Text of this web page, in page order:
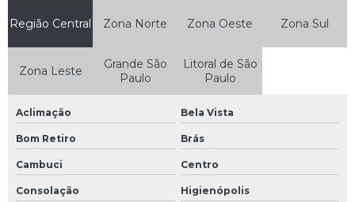
Reforma de loja comercial
Reforma de loja pequena
Reforma de quiosque de shopping
Reforma de shopping
Reforma em restaurante
Reforma empresarial
Reforma fachada loja
Região Central Zona Norte Zona Oeste Zona Sul
Zona Leste
Grande São
Paulo
Litoral de São
Paulo
Aclimação Bela Vista
Bom Retiro Brás
Cambuci Centro
Consolação Higienópolis